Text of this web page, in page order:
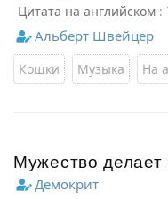
Цитата на английском :
and cats.
Альберт Швейцер
Кошки Музыка На
Мужество
Демокрит